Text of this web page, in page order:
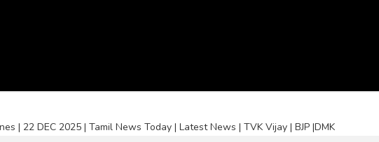
| 22 DEC 2025 | Tamil News Today | Latest News | TVK Vijay | BJP |DMK